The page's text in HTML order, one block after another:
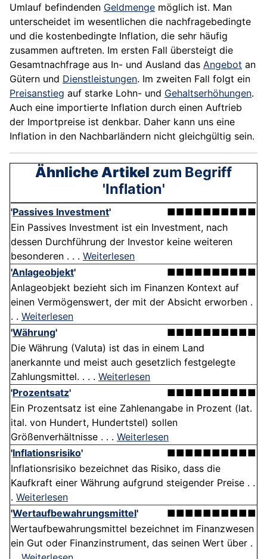
Umlauf befindenden Geldmenge möglich ist. Man
unterscheidet im wesentlichen die nachfragebedingte
und die kostenbedingte Inflation, die sehr häufig
zusammen auftreten. Im ersten Fall übersteigt die
Gesamtnachfrage aus In- und Ausland das Angebot an
Gütern und Dienstleistungen. Im zweiten Fall folgt ein
Preisanstieg auf starke Lohn- und Gehaltserhöhungen.
Auch eine importierte Inflation durch einen Auftrieb
der Importpreise ist denkbar. Daher kann uns eine
Inflation in den Nachbarländern nicht gleichgültig sein.
Ähnliche Artikel zum Begriff
'Inflation'
'Passives Investment'
■■■■■■■■■■
Ein Passives Investment ist ein Investment, nach
dessen Durchführung der Investor keine weiteren
besonderen . . . Weiterlesen
'Anlageobjekt'
■■■■■■■■■■
Anlageobjekt bezieht sich im Finanzen Kontext auf
einen Vermögenswert, der mit der Absicht erworben .
. . Weiterlesen
'Währung'
■■■■■■■■■■
Die Währung (Valuta) ist das in einem Land
anerkannte und meist auch gesetzlich festgelegte
Zahlungsmittel. . . . Weiterlesen
'Prozentsatz'
■■■■■■■■■■
Ein Prozentsatz ist eine Zahlenangabe in Prozent (lat.
ital. von Hundert, Hundertstel) sollen
Größenverhältnisse . . . Weiterlesen
'Inflationsrisiko'
■■■■■■■■■■
Inflationsrisiko bezeichnet das Risiko, dass die
Kaufkraft einer Währung aufgrund steigender Preise . .
. Weiterlesen
'Wertaufbewahrungsmittel'
■■■■■■■■■■
Wertaufbewahrungsmittel bezeichnet im Finanzwesen
ein Gut oder Finanzinstrument, das seinen Wert über .